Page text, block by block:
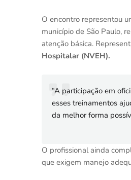
O encontro representou
município de São Paulo,
atenção básica.
Hospitalar (NVEH).
“A participação em
esses treinamentos
da melhor forma
O profissional ainda
que exigem manejo